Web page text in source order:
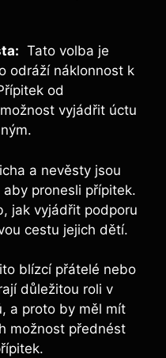
⁣ Tato⁣ volba je
odráží náklonnost ⁣k‌
‌od
vyjádřit úctu
a ⁢nevěsty jsou
pronesli přípitek.
jak vyjádřit podporu
cestu jejich⁢ dětí.
blízcí přátelé nebo
důležitou roli v
a‌ proto by měl ⁣mít
možnost přednést⁢